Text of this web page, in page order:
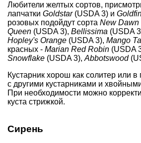
Любители желтых сортов,
лапчатки Goldstar (USDA 3) и
розовых подойдут сорта New Dawn
Queen (USDA 3), Bellissima (USDA
Hopley's Orange (USDA 3), Mango
красных - Marian Red Robin (USDA
Snowflake (USDA 3), Abbotswood
Кустарник хорош как солитер или в
с другими кустарниками и
При необходимости можно
куста стрижкой.
Сирень